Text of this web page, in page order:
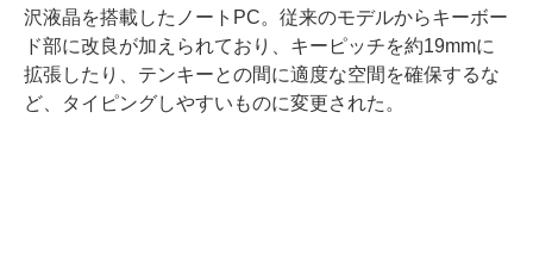
沢液晶を搭載したノートPC。従来のモデルからキーボー
ド部に改良が加えられており、キーピッチを約19mmに
拡張したり、テンキーとの間に適度な空間を確保するな
ど、タイピングしやすいものに変更された。